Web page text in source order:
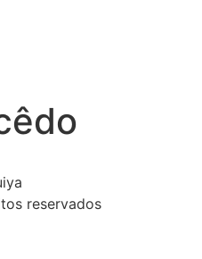
reservados